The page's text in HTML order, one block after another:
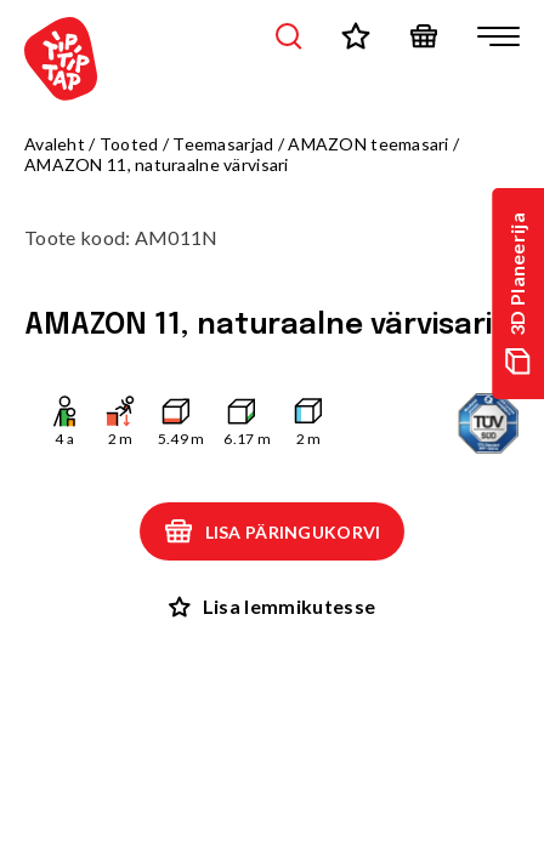
3D Planeerija
Avaleht / Tooted /Teemasarjad /AMAZON teemasari /
AMAZON 11, naturaalne värvisari
Toote kood: AM011N
AMAZON 11, naturaalne värvisari
4a 2 m 5.49m 6.17 m 2 m
LISA PÄRINGUKORVI
Lisa lemmikutesse